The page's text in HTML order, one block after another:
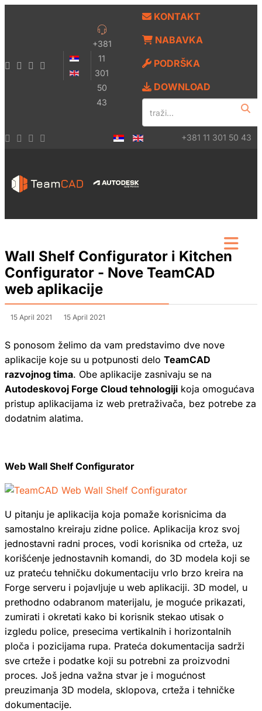
+381
11
301
50
43
KONTAKT
NABAVKA
PODRŠKA
DOWNLOAD
+381 11 301 50 43
Wall Shelf Configurator i Kitchen
Configurator - Nove TeamCAD
web aplikacije
15 April 2021 15 April 2021
S ponosom želimo da vam predstavimo dve nove
aplikacije koje su u potpunosti delo TeamCAD
razvojnog tima. Obe aplikacije zasnivaju se na
Autodeskovoj Forge Cloud tehnologiji koja omogućava
pristup aplikacijama iz web pretraživača, bez potrebe za
dodatnim alatima.
Web Wall Shelf Configurator
U pitanju je aplikacija koja pomaže korisnicima da
samostalno kreiraju zidne police. Aplikacija kroz svoj
jednostavni radni proces, vodi korisnika od crteža, uz
korišćenje jednostavnih komandi, do 3D modela koji se
uz prateću tehničku dokumentaciju vrlo brzo kreira na
Forge serveru i pojavljuje u web aplikaciji. 3D model, u
prethodno odabranom materijalu, je moguće prikazati,
zumirati i okretati kako bi korisnik stekao utisak o
izgledu police, presecima vertikalnih i horizontalnih
ploča i pozicijama rupa. Prateća dokumentacija sadrži
sve crteže i podatke koji su potrebni za proizvodni
proces. Još jedna važna stvar je i mogućnost
preuzimanja 3D modela, sklopova, crteža i tehničke
dokumentacije.